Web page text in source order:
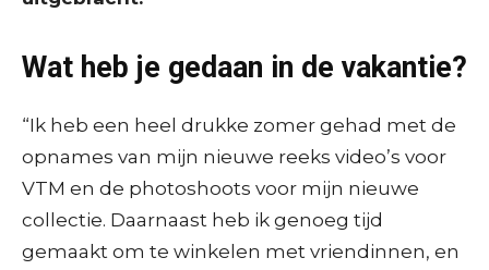
Wat heb je gedaan in de vakantie?
“Ik heb een heel drukke zomer gehad met de
opnames van mijn nieuwe reeks video’s voor
VTM en de photoshoots voor mijn nieuwe
collectie. Daarnaast heb ik genoeg tijd
gemaakt om te winkelen met vriendinnen, en